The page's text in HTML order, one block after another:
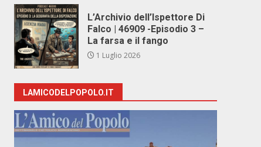
L’Archivio dell’Ispettore Di
Falco | 46909 -Episodio 3 –
La farsa e il fango
1 Luglio 2026
LAMICODELPOPOLO.IT